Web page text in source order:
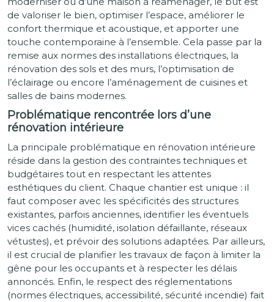
de valoriser le bien, optimiser l’espace, améliorer le
confort thermique et acoustique, et apporter une
touche contemporaine à l’ensemble. Cela passe par la
remise aux normes des installations électriques, la
rénovation des sols et des murs, l’optimisation de
l’éclairage ou encore l’aménagement de cuisines et
salles de bains modernes.
Problématique rencontrée lors d’une
rénovation intérieure
La principale problématique en rénovation intérieure
réside dans la gestion des contraintes techniques et
budgétaires tout en respectant les attentes
esthétiques du client. Chaque chantier est unique : il
faut composer avec les spécificités des structures
existantes, parfois anciennes, identifier les éventuels
vices cachés (humidité, isolation défaillante, réseaux
vétustes), et prévoir des solutions adaptées. Par ailleurs,
il est crucial de planifier les travaux de façon à limiter la
gêne pour les occupants et à respecter les délais
annoncés. Enfin, le respect des réglementations
(normes électriques, accessibilité, sécurité incendie) fait